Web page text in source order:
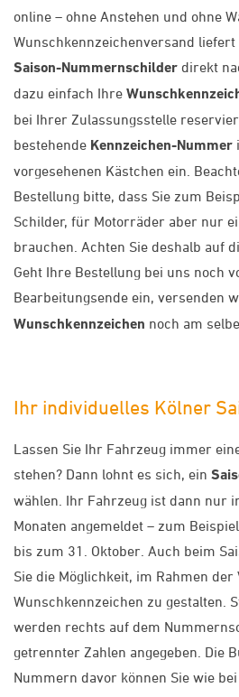
online – ohne Anstehen und ohne
Wunschkennzeichenversand
Saison-Nummernschilder direkt
dazu einfach Ihre
bei Ihrer Zulassungsstelle
bestehende Kennzeichen-Nummer
vorgesehenen Kästchen ein.
Bestellung bitte, dass Sie zum
Schilder, für Motorräder aber nur
brauchen. Achten Sie deshalb auf
Geht Ihre Bestellung bei uns noch
Bearbeitungsende ein, versenden
Wunschkennzeichen noch am
Ihr individuelles Kölner
Lassen Sie Ihr Fahrzeug immer
stehen? Dann lohnt es sich, ein
wählen. Ihr Fahrzeug ist dann nur
Monaten angemeldet – zum
bis zum 31. Oktober. Auch beim
Sie die Möglichkeit, im Rahmen der
Wunschkennzeichen zu gestalten.
werden rechts auf dem
getrennter Zahlen angegeben. Die
Nummern davor können Sie wie